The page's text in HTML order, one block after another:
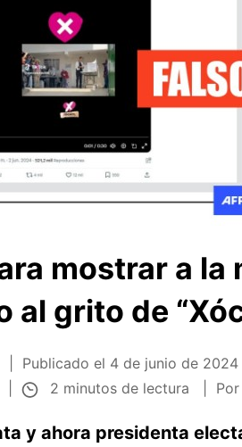
mostrar a la
al grito de
Publicado el 4 de junio de 2024
2 minutos de lectura
y ahora presidenta